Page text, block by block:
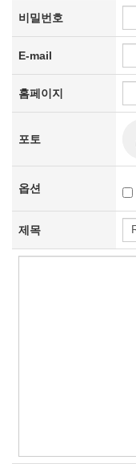
비밀번호
E-mail
홈페이지
포토
옵션
제목